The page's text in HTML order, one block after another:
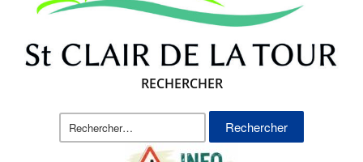
RECHERCHER
Rechercher :